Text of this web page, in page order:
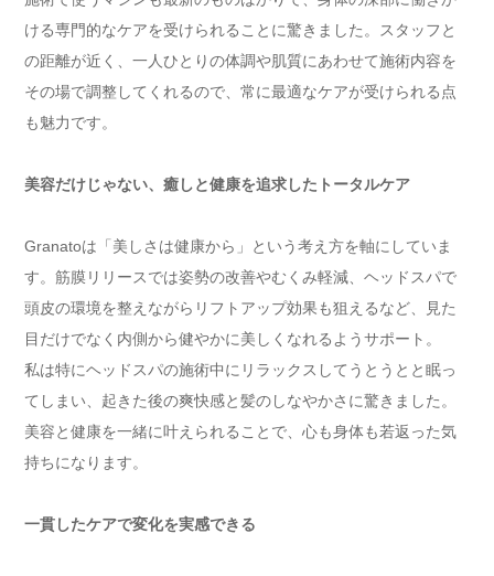
ける専門的なケアを受けられることに驚きました。スタッフと
の距離が近く、一人ひとりの体調や肌質にあわせて施術内容を
その場で調整してくれるので、常に最適なケアが受けられる点
も魅力です。
美容だけじゃない、癒しと健康を追求したトータルケア
Granatoは「美しさは健康から」という考え方を軸にしていま
す。筋膜リリースでは姿勢の改善やむくみ軽減、ヘッドスパで
頭皮の環境を整えながらリフトアップ効果も狙えるなど、見た
目だけでなく内側から健やかに美しくなれるようサポート。
私は特にヘッドスパの施術中にリラックスしてうとうとと眠っ
てしまい、起きた後の爽快感と髪のしなやかさに驚きました。
美容と健康を一緒に叶えられることで、心も身体も若返った気
持ちになります。
一貫したケアで変化を実感できる